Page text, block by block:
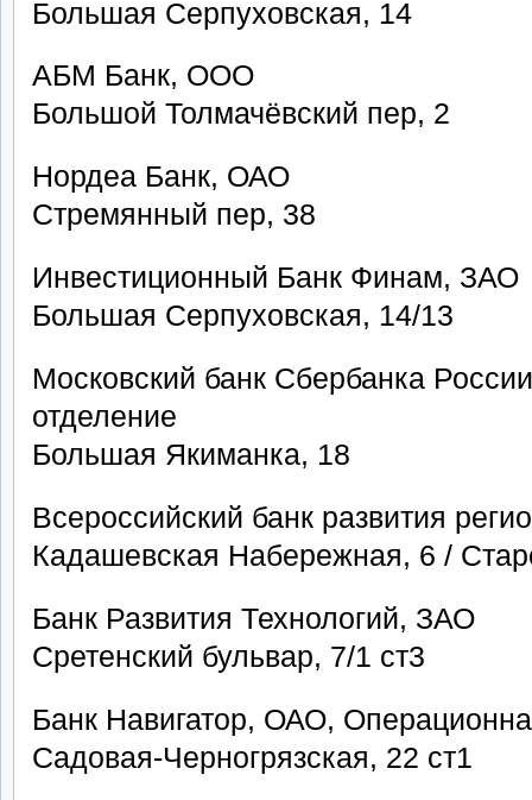
Большая Серпуховская, 14
АБМ Банк, ООО
Большой Толмачёвский пер, 2
Нордеа Банк, ОАО
Стремянный пер, 38
Инвестиционный Банк Финам, ЗАО
Большая Серпуховская, 14/13
Московский банк Сбербанка
отделение
Большая Якиманка, 18
Всероссийский банк развития
Кадашевская Набережная, 6 /
Банк Развития Технологий, ЗАО
Сретенский бульвар, 7/1 ст3
Банк Навигатор, ОАО,
Садовая-Черногрязская, 22 ст1